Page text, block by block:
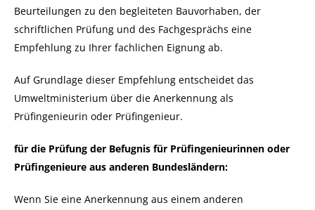
Beurteilungen zu den begleiteten Bauvorhaben, der
schriftlichen Prüfung und des Fachgesprächs eine
Empfehlung zu Ihrer fachlichen Eignung ab.
Auf Grundlage dieser Empfehlung entscheidet das
Umweltministerium über die Anerkennung als
Prüfingenieurin oder Prüfingenieur.
für die Prüfung der Befugnis für Prüfingenieurinnen oder
Prüfingenieure aus anderen Bundesländern:
Wenn Sie eine Anerkennung aus einem anderen